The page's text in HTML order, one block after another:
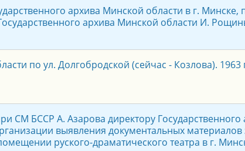
архива Минской области в г. Минске,
архива Минской области И.
по ул. Долгобродской (сейчас - Козлова). 1963
СМ БССР А. Азарова директору
выявления документальных
руского-драматического театра в г.